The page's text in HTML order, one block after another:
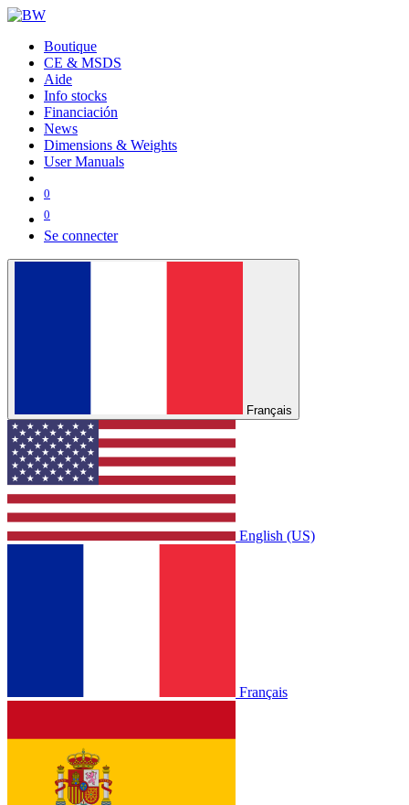
Boutique
CE & MSDS
Aide
Info stocks
Financiación
News
Dimensions & Weights
User Manuals
0
0
Se connecter
Français
English (US)
Français